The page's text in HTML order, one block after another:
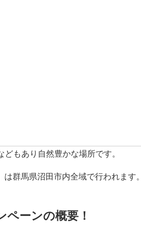
もあり自然豊かな場所です。
は群馬県沼田市内全域で行われます。
ペーンの概要！